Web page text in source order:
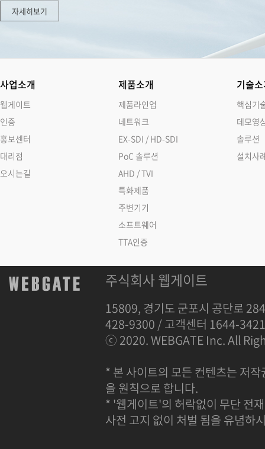
자세히보기
사업소개
웹게이트
인증
홍보센터
대리점
오시는길
제품소개
제품라인업
네트워크
EX-SDI / HD-SDI
PoC 솔루션
AHD / TVI
특화제품
주변기기
소프트웨어
TTA인증
기술
핵심기
데모영
솔루션
설치사
주식회사 웹게이트
15809, 경기도 군포시 공단로
428-9300 / 고객센터 1644-
ⓒ 2020. WEBGATE Inc. All
* 본 사이트의 모든 컨텐츠는 저
을 원칙으로 합니다.
* '웹게이트'의 허락없이 무단 전
사전 고지 없이 처벌 됨을 유념하